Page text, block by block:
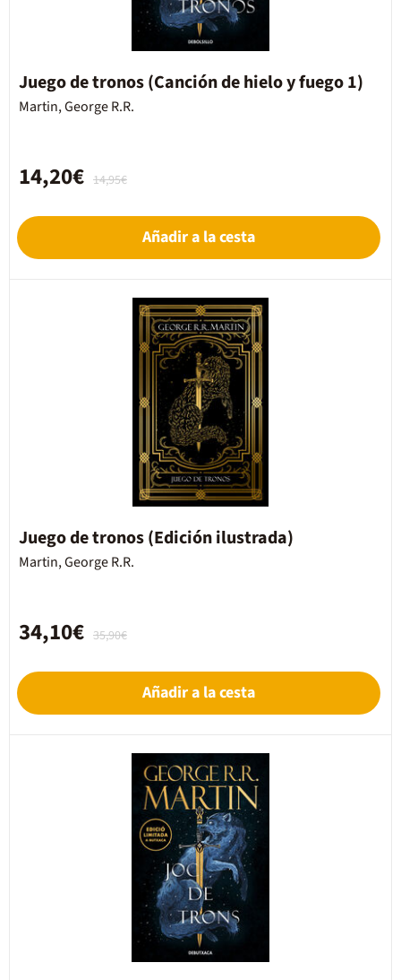
Juego de tronos (Canción de hielo y fuego 1)
Martin, George R.R.
14,95€
14,20€
Añadir a la cesta
Juego de tronos (Edición ilustrada)
Martin, George R.R.
35,90€
34,10€
Añadir a la cesta